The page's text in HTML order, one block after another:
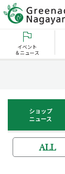
イベント
＆ニュース
ショップ
ニュース
ALL